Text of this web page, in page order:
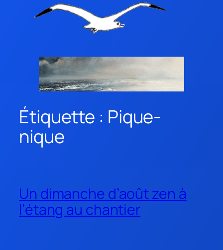
Étiquette : Pique-
nique
Un dimanche d’août zen à
l’étang au chantier